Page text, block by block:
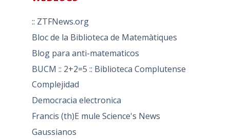
:: ZTFNews.org
Bloc de la Biblioteca de Matemàtiques
Blog para anti-matematicos
BUCM :: 2+2=5 :: Biblioteca Complutense
Complejidad
Democracia electronica
Francis (th)E mule Science's News
Gaussianos